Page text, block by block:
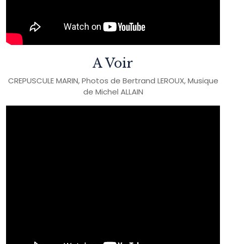
A Voir
CREPUSCULE MARIN, Photos de Bertrand LEROUX, Musique
de Michel ALLAIN